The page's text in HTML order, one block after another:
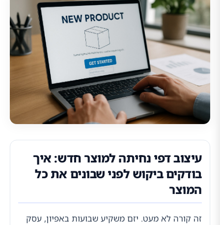
עיצוב דפי נחיתה למוצר חדש: איך
בודקים ביקוש לפני שבונים את כל
המוצר
זה קורה לא מעט. יזם משקיע שבועות באפיון, עסק